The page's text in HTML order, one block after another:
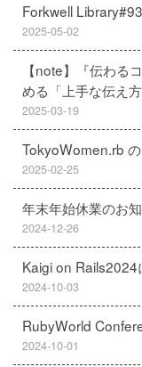
Forkwell
2025-05-02
【note】『伝わる
める「上手な伝え
2025-03-19
TokyoWomen.rb
2025-02-25
年末年始休業のお
2024-12-26
Kaigi on Rails2024
2024-10-03
RubyWorld
2024-10-01